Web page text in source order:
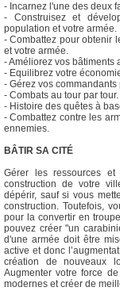
- Incarnez l'une des deux
- Construisez et
population et votre armée.
- Combattez pour obtenir
et votre armée.
- Améliorez vos
- Equilibrez votre
- Gérez vos
- Combats au tour par tour.
- Histoire des quêtes à
- Combattez contre les
ennemies.
BÂTIR SA CITÉ
Gérer les ressources
construction de votre
dépérir, sauf si vous
construction. Toutefois,
pour la convertir en
pouvez créer "un
d'une armée doit être
active et donc
création de nouveaux
Augmenter votre force
modernes et créer de